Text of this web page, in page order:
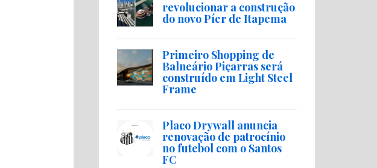
revolucionar a construção
do novo Píer de Itapema
Primeiro Shopping de
Balneário Piçarras será
construído em Light Steel
Frame
Placo Drywall anuncia
renovação de patrocínio
no futebol com o Santos
FC